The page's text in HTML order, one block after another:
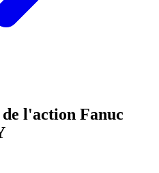
l'action Fanuc